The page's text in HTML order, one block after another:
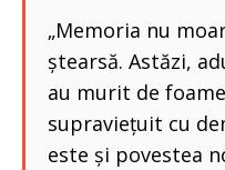
„Memoria nu
ștearsă. Astăzi,
au murit de
supraviețuit cu
este și povestea